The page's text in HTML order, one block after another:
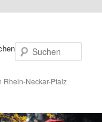
Rhein-Neckar-Pfalz